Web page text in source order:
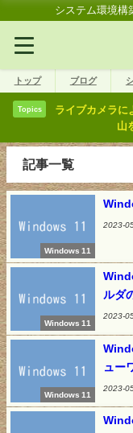
システム環境構
トップ ブログ
Topics
ライブカメラに
山
記事一覧
Windows 11
2023-
Windows 11
ルダ
2023-
Windows 11
ュー
2023-